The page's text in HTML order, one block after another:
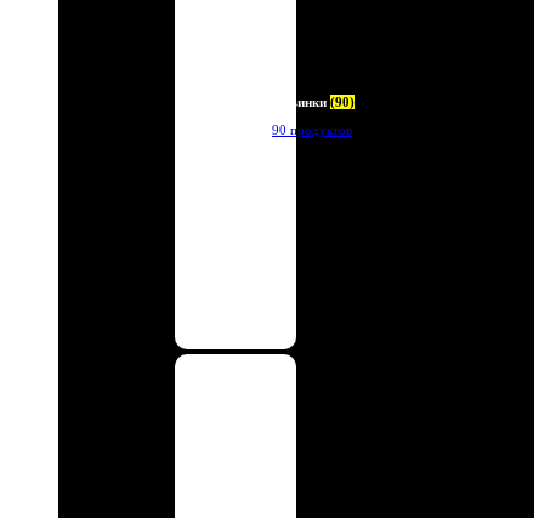
Новинки (90)
90 продуктов